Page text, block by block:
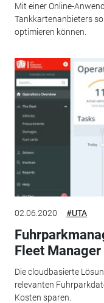
Mit einer Online-
Tankkartenanbieters
optimieren können.
02.06.2020 #UTA
Fleet Manager
Die cloudbasierte
relevanten
Kosten sparen.